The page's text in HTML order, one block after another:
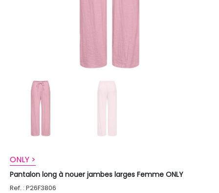
ONLY >
Pantalon long à nouer jambes larges Femme ONLY
Ref. : P26F3806